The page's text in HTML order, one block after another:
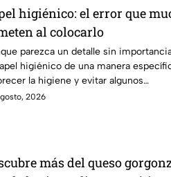
higiénico: el error que
al colocarlo
parezca un detalle sin
higiénico de una manera
la higiene y evitar algunos
2026
más del queso